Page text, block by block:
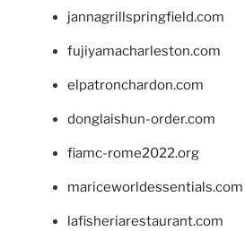
jannagrillspringfield.com
fujiyamacharleston.com
elpatronchardon.com
donglaishun-order.com
fiamc-rome2022.org
mariceworldessentials.com
lafisheriarestaurant.com